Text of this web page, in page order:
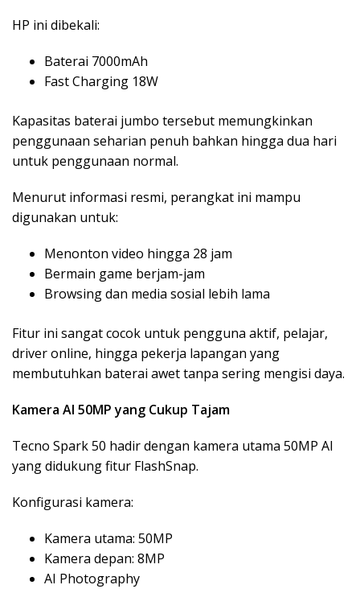
HP ini dibekali:
Baterai 7000mAh
Fast Charging 18W
Kapasitas baterai jumbo tersebut memungkinkan
penggunaan seharian penuh bahkan hingga dua hari
untuk penggunaan normal.
Menurut informasi resmi, perangkat ini mampu
digunakan untuk:
Menonton video hingga 28 jam
Bermain game berjam-jam
Browsing dan media sosial lebih lama
Fitur ini sangat cocok untuk pengguna aktif, pelajar,
driver online, hingga pekerja lapangan yang
membutuhkan baterai awet tanpa sering mengisi daya.
Kamera AI 50MP yang Cukup Tajam
Tecno Spark 50 hadir dengan kamera utama 50MP AI
yang didukung fitur FlashSnap.
Konfigurasi kamera:
Kamera utama: 50MP
Kamera depan: 8MP
AI Photography